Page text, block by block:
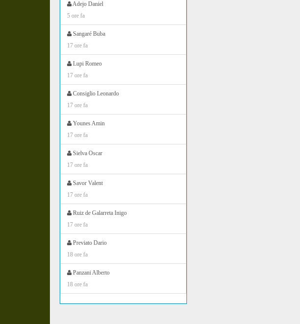
Adejo Daniel
5 ore fa
Sangaré Buba
17 ore fa
Lupi Romeo
17 ore fa
Consiglio Leonardo
17 ore fa
Younes Amin
17 ore fa
Sielva Oscar
17 ore fa
Savor Valent
17 ore fa
Ruiz de Galarreta Inigo
17 ore fa
Previato Dario
18 ore fa
Panzani Alberto
18 ore fa